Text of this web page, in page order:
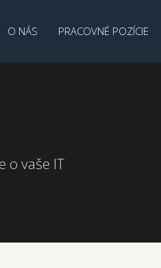
O NÁS PRACOVNÉ POZÍCIE
o vaše IT